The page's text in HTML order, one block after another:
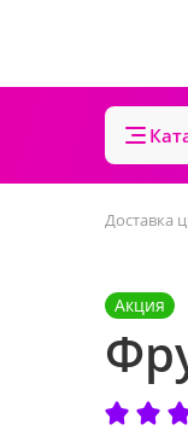
Доставка
Акция